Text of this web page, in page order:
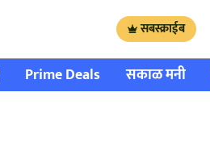
सबस्क्राईब
Prime Deals सकाळ मनी